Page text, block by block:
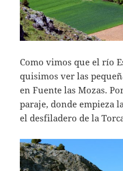
Como vimos que el río
quisimos ver las
en Fuente las Mozas.
paraje, donde empieza
el desfiladero de la